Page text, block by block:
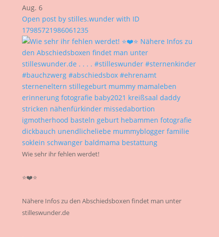
Aug. 6
Open post by stilles.wunder with ID
17985721986061235
Wie sehr ihr fehlen werdet!
⭐❤️⭐
Nähere Infos zu den Abschiedsboxen findet man unter
stilleswunder.de